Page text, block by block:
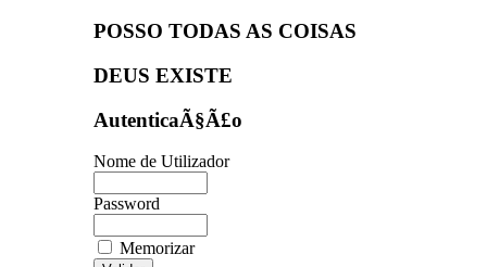
POSSO TODAS AS COISAS
DEUS EXISTE
AutenticaÃ§Ã£o
Nome de Utilizador
Password
Memorizar